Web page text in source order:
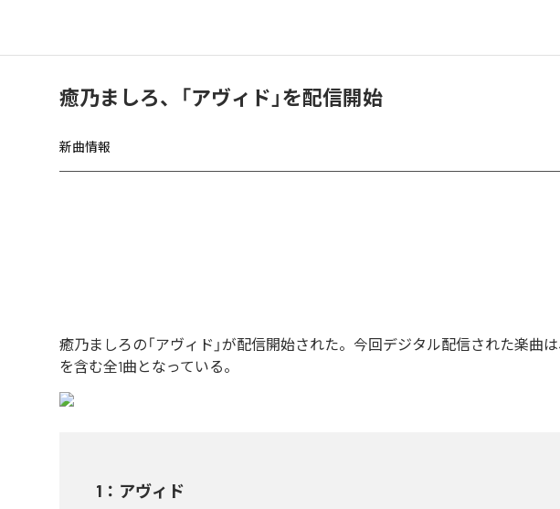
癒乃ましろ、「アヴィド」を配信開始
新曲情報
癒乃ましろの「アヴィド」が配信開始された。今回デジタル配信された楽曲は
を含む全1曲となっている。
1 ： アヴィド